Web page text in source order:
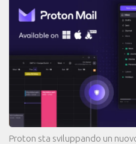
Proton sta sviluppando un